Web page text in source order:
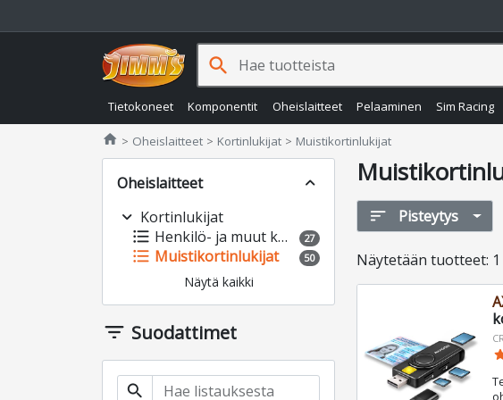
Tietokoneet Komponentit Oheislaitteet Pelaaminen Sim Racing
search
home Jimms.fi
Oheislaitteet Kortinlukijat Muistikortinlukijat
Oheislaitteet
expand_less
expand_more Kortinlukijat
format_list_bulleted Henkilö- ja muut korttilukijat 27
format_list_bulleted Muistikortinlukijat 50
Näytä kaikki
filter_list Suodattimet
search
sort Pisteytys
Näytetään tuotteet: